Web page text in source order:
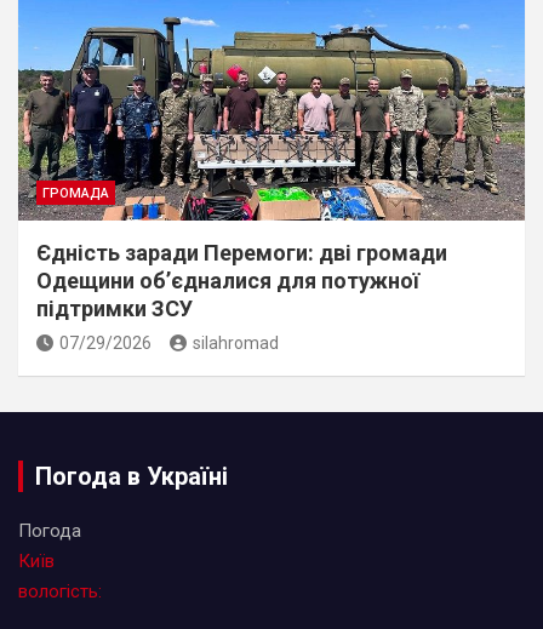
ГРОМАДА
Єдність заради Перемоги: дві громади
Одещини об’єдналися для потужної
підтримки ЗСУ
07/29/2026 silahromad
Погода в Україні
Погода
Київ
вологість: